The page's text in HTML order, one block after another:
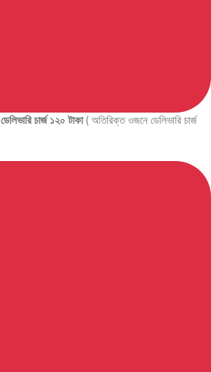
ডেলিভারি চার্জ ১২০ টাকা( অতিরিক্ত ওজনে ডেলিভারি চার্জ